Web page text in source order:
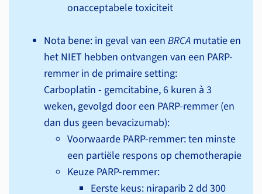
onacceptabele toxiciteit
Nota bene: in geval van een BRCA mutatie en
het NIET hebben ontvangen van een PARP-
remmer in de primaire setting:
Carboplatin - gemcitabine, 6 kuren à 3
weken, gevolgd door een PARP-remmer (en
dan dus geen bevacizumab):
Voorwaarde PARP-remmer: ten minste
een partiële respons op chemo­therapie
Keuze PARP-remmer:
Eerste keus: niraparib 2 dd 300